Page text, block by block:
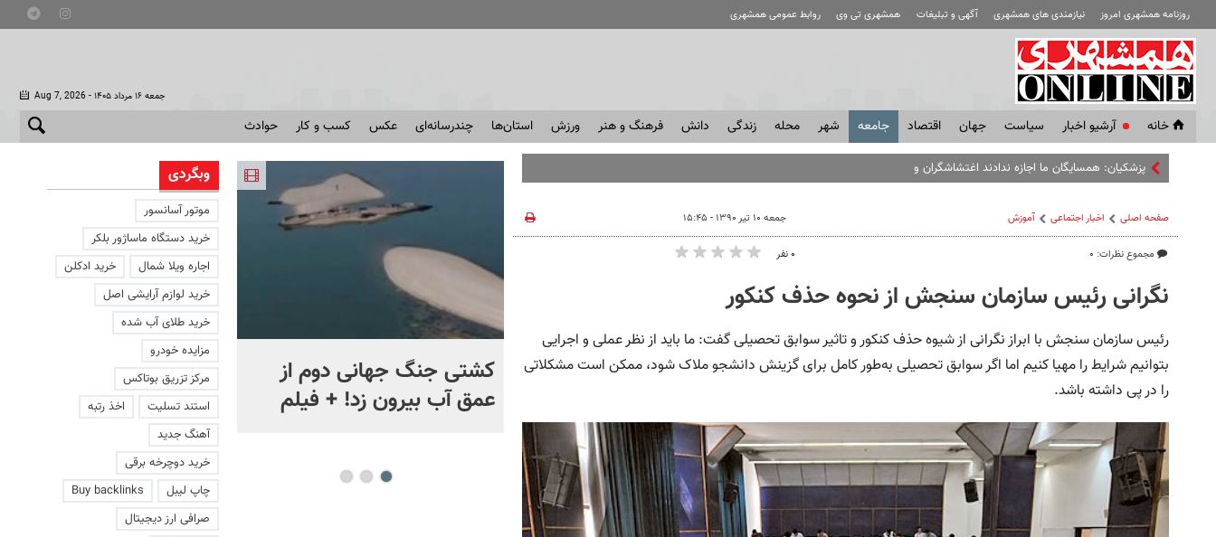
روزنامه همشهری امروز نیازمندی های همشهری آگهی و تبلیغات همشهری تی وی روابط عمومی همشهری
Aug 7, 2026 - جمعه ۱۶ مرداد ۱۴۰۵
خانه آرشیو اخبار سياست جهان اقتصاد جامعه شهر محله زندگی دانش فرهنگ و هنر ورزش استان‌ها چندرسانه‌ای عکس کسب و کار حوادث
پزشکیان: همسایگان ما اجازه ندادند اغتشاشگران وارد کشور شوند | مبل
صفحه اصلی اخبار اجتماعی آموزش
مجموع نظرات: ۰
جمعه ۱۰ تیر ۱۳۹۰ - ۱۵:۴۵
۰ نفر
نگرانی رئیس سازمان سنجش از نحوه حذف کنکور
رئیس سازمان سنجش با ابراز نگرانی از شیوه حذف کنکور و تاثیر سوابق تحصیلی گفت: ما باید از نظر عملی و اجرایی
بتوانیم شرایط را مهیا کنیم اما اگر سوابق تحصیلی به‌طور کامل برای گزینش دانشجو ملاک شود، ممکن است مشکلاتی
را در پی داشته باشد.
کنترل اوضاع از دست ترامپ
کشتی‌ جنگ جهانی دوم از
عمق آب بیرون زد! + فیلم
افشای اطلاعات برای ترور
بارون ترامپ | ماجرای قرار
عاشقانه با یک زن
وبگردی
موتور آسانسور
خرید دستگاه ماساژور بلکر
اجاره ویلا شمال
خرید ادکلن
خرید لوازم آرایشی اصل
خرید طلای آب شده
مزایده خودرو
مرکز تزریق بوتاکس
استند تسلیت
اخذ رتبه
آهنگ جدید
خرید دوچرخه برقی
چاپ لیبل
Buy backlinks
صرافی ارز دیجیتال